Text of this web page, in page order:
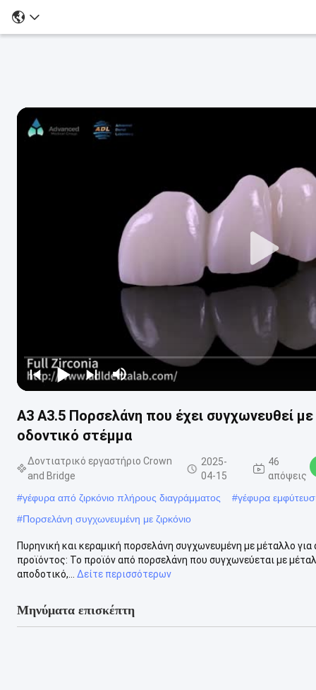
Α3 Α3.5 Πορσελάνη που έχει συγχωνευθεί
οδοντικό στέμμα
Δοντιατρικό εργαστήριο Crown
and Bridge
2025-
04-15
46
απόψεις
#γέφυρα από ζιρκόνιο πλήρους διαγράμματος #γέφυρα
#Πορσελάνη συγχωνευμένη με ζιρκόνιο
Πυρηνική και κεραμική πορσελάνη συγχωνευμένη με μέταλλο
προϊόντος: Το προϊόν από πορσελάνη που συγχωνεύεται με
αποδοτικό,...
Δείτε περισσότερων
Μηνύματα επισκέπτη